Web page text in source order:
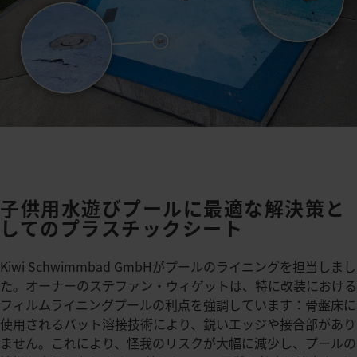
子供用水遊びプールに最適な解決策と
してのプラスチックシート
Kiwi Schwimmbad GmbHがプールのライニングを担当しまし
た。オーナーのステファン・ウィゲットは、特に改装における
フィルムライニングプールの利点を強調しています：骨盤床に
使用されるバット溶接技術により、鋭いエッジや接合部があり
ません。これにより、怪我のリスクが大幅に減少し、プールの